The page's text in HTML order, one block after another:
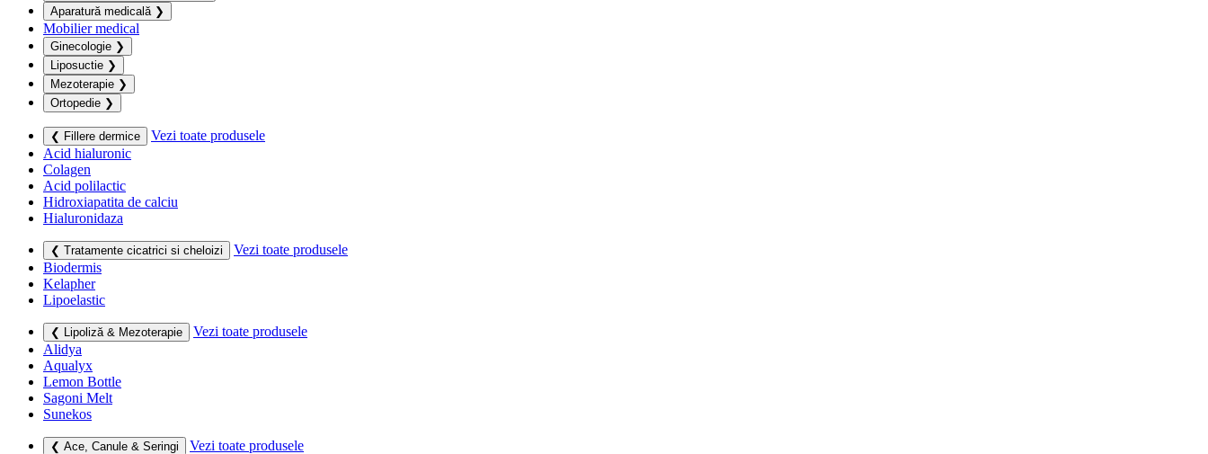
Aparatură medicală ❯
Mobilier medical
Ginecologie ❯
Liposuctie ❯
Mezoterapie ❯
Ortopedie ❯
❮ Fillere dermice
Vezi toate produsele
Acid hialuronic
Colagen
Acid polilactic
Hidroxiapatita de calciu
Hialuronidaza
❮ Tratamente cicatrici si cheloizi
Vezi toate produsele
Biodermis
Kelapher
Lipoelastic
❮ Lipoliză & Mezoterapie
Vezi toate produsele
Alidya
Aqualyx
Lemon Bottle
Sagoni Melt
Sunekos
❮ Ace, Canule & Seringi
Vezi toate produsele